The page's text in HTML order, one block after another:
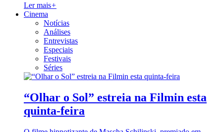
Ler mais+
Cinema
Notícias
Análises
Entrevistas
Especiais
Festivais
Séries
“Olhar o Sol” estreia na Filmin esta
quinta-feira